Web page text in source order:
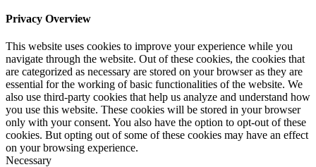
Privacy Overview
This website uses cookies to improve your experience while you
navigate through the website. Out of these cookies, the cookies that
are categorized as necessary are stored on your browser as they are
essential for the working of basic functionalities of the website. We
also use third-party cookies that help us analyze and understand how
you use this website. These cookies will be stored in your browser
only with your consent. You also have the option to opt-out of these
cookies. But opting out of some of these cookies may have an effect
on your browsing experience.
Necessary